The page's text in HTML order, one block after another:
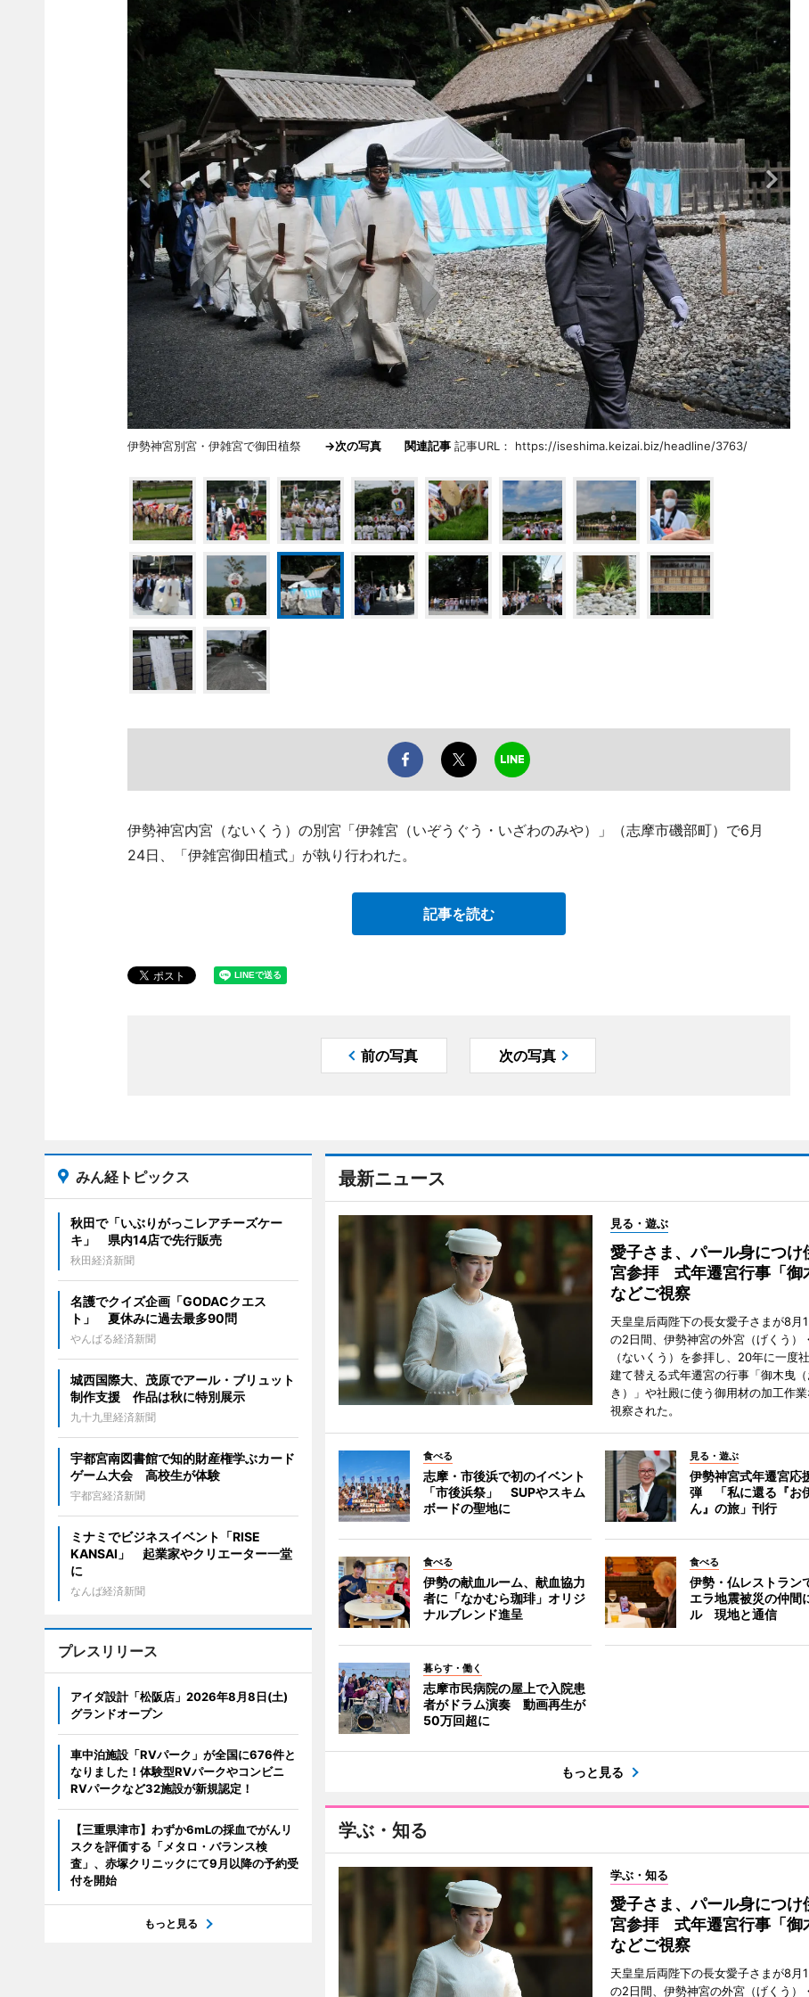
伊勢神宮別宮・伊雑宮で御田植祭 →次の写真 関連記事記事URL： https://iseshima.keizai.biz/headline/3763/
伊勢神宮内宮（ないくう）の別宮「伊雑宮（いぞうぐう・いざわのみや）」（志摩市磯部町）で6月
24日、「伊雑宮御田植式」が執り行われた。
記事を読む
前の写真 次の写真
最新ニュース
見る・遊ぶ
愛子さま、パール身につけ
宮参拝 式年遷宮行事「御
などご視察
天皇皇后両陛下の長女愛子さまが8月
の2日間、伊勢神宮の外宮（げくう）
（ないくう）を参拝し、20年に一度
建て替える式年遷宮の行事「御木曳
き）」や社殿に使う御用材の加工作
視察された。
食べる
志摩・市後浜で初のイベント
「市後浜祭」 SUPやスキム
ボードの聖地に
見る・遊ぶ
伊勢神宮式年遷宮応
弾 「私に還る『お
ん』の旅」刊行
食べる
伊勢の献血ルーム、献血協力
者に「なかむら珈琲」オリジ
ナルブレンド進呈
食べる
伊勢・仏レストラン
エラ地震被災の仲間
ル 現地と通信
暮らす・働く
志摩市民病院の屋上で入院患
者がドラム演奏 動画再生が
50万回超に
もっと見る
学ぶ・知る
学ぶ・知る
愛子さま、パール身につけ
宮参拝 式年遷宮行事「御
などご視察
天皇皇后両陛下の長女愛子さまが8月
の2日間、伊勢神宮の外宮（げくう）
みん経トピックス
秋田で「いぶりがっこレアチーズケー
キ」 県内14店で先行販売
秋田経済新聞
名護でクイズ企画「GODACクエス
ト」 夏休みに過去最多90問
やんばる経済新聞
城西国際大、茂原でアール・ブリュット
制作支援 作品は秋に特別展示
九十九里経済新聞
宇都宮南図書館で知的財産権学ぶカード
ゲーム大会 高校生が体験
宇都宮経済新聞
ミナミでビジネスイベント「RISE
KANSAI」 起業家やクリエーター一堂
に
なんば経済新聞
プレスリリース
アイダ設計「松阪店」2026年8月8日(土)
グランドオープン
車中泊施設「RVパーク」が全国に676件と
なりました！体験型RVパークやコンビニ
RVパークなど32施設が新規認定！
【三重県津市】わずか6mLの採血でがんリ
スクを評価する「メタロ・バランス検
査」、赤塚クリニックにて9月以降の予約受
付を開始
もっと見る